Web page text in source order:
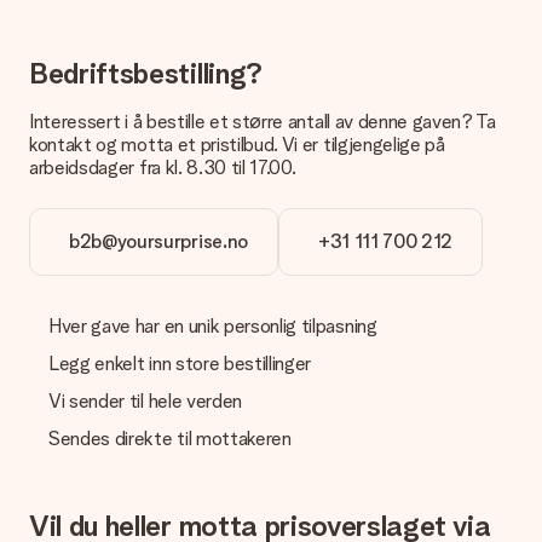
kommer fram.
Gave mottatt
Hva om gaven ikke falt helt i smak?
Ta kontakt med vår kundeservice, de hjelper deg gjerne med å
Blir fakturaen sendt sammen med bestillingen?
Ingen faktura sendes med bestillingen din. Du vil alltid motta
kan få gaven levert direkte til mottakeren - noe som gjør det
til en ekte overraskelse!
Bedriftsbestilling?
Interessert i å bestille et større antall av denne gaven? Ta
kontakt og motta et pristilbud. Vi er tilgjengelige på
arbeidsdager fra kl. 8.30 til 17.00.
b2b@yoursurprise.no +31 111 700 212
Hver gave har en unik personlig tilpasning
Legg enkelt inn store bestillinger
Vi sender til hele verden
Sendes direkte til mottakeren
Vil du heller motta prisoverslaget via